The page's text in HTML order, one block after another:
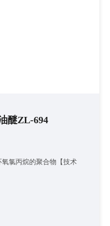
醚ZL-694
氧氯丙烷的聚合物【技术